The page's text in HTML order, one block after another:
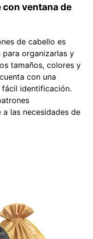
ventana de
de cabello es
para organizarlas y
tamaños, colores y
con una
fácil identificación.
las necesidades de